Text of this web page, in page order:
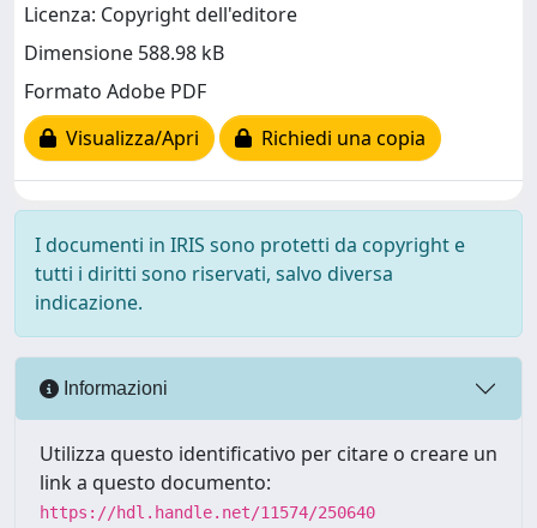
Licenza: Copyright dell'editore
Dimensione 588.98 kB
Formato Adobe PDF
Visualizza/Apri
Richiedi una copia
I documenti in IRIS sono protetti da copyright e
tutti i diritti sono riservati, salvo diversa
indicazione.
Informazioni
Utilizza questo identificativo per citare o creare un
link a questo documento:
https://hdl.handle.net/11574/250640